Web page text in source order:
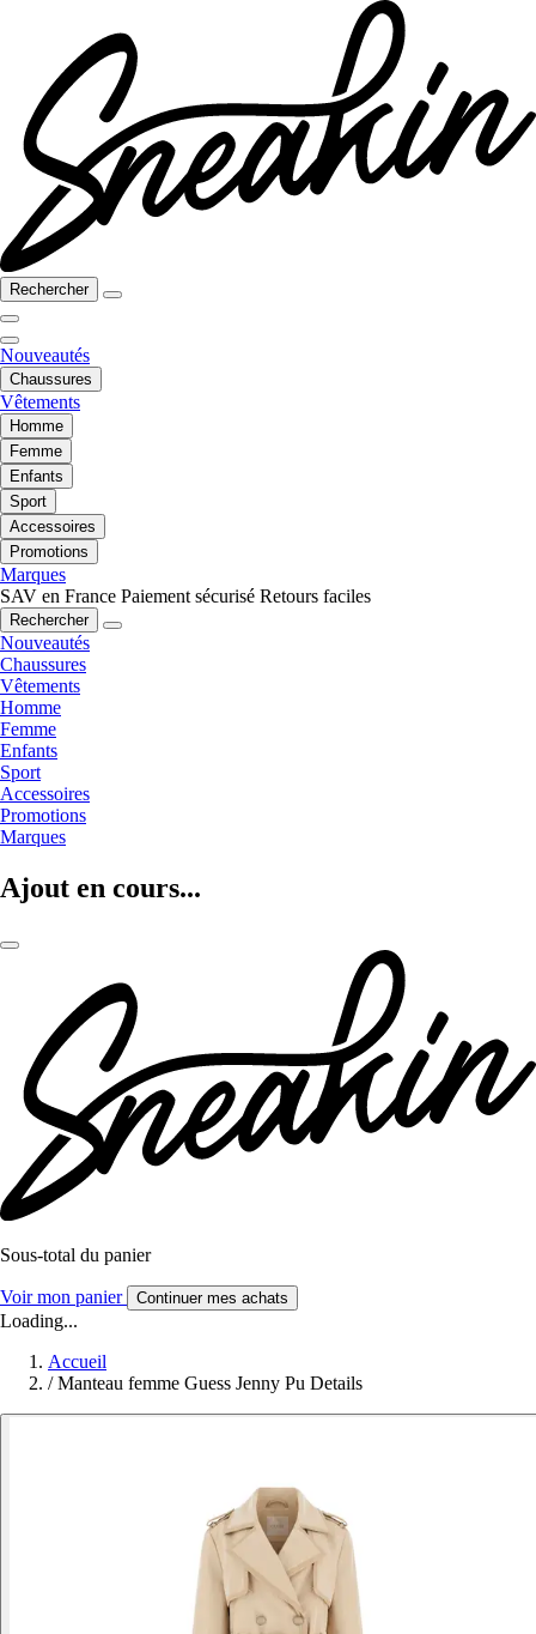
Rechercher
Nouveautés
Chaussures
Vêtements
Homme
Femme
Enfants
Sport
Accessoires
Promotions
Marques
SAV en France Paiement sécurisé Retours faciles
Rechercher
Nouveautés
Chaussures
Vêtements
Homme
Femme
Enfants
Sport
Accessoires
Promotions
Marques
Ajout en cours...
Sous-total du panier
Voir mon panier Continuer mes achats
Loading...
Accueil
/ Manteau femme Guess Jenny Pu Details